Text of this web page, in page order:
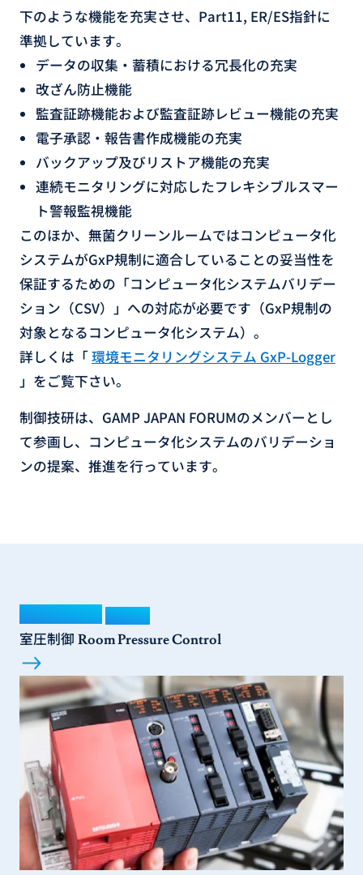
下のような機能を充実させ、Part11, ER/ES指針に
準拠しています。
データの収集・蓄積における冗長化の充実
改ざん防止機能
監査証跡機能および監査証跡レビュー機能の充実
電子承認・報告書作成機能の充実
バックアップ及びリストア機能の充実
連続モニタリングに対応したフレキシブルスマー
ト警報監視機能
このほか、無菌クリーンルームではコンピュータ化
システムがGxP規制に適合していることの妥当性を
保証するための「コンピュータ化システムバリデー
ション（CSV）」への対応が必要です（GxP規制の
対象となるコンピュータ化システム）。
詳しくは「環境モニタリングシステム GxP-Logger
」をご覧下さい。
制御技研は、GAMP JAPAN FORUMのメンバーとし
て参画し、コンピュータ化システムのバリデーショ
ンの提案、推進を行っています。
Service
室圧制御 Room Pressure Control